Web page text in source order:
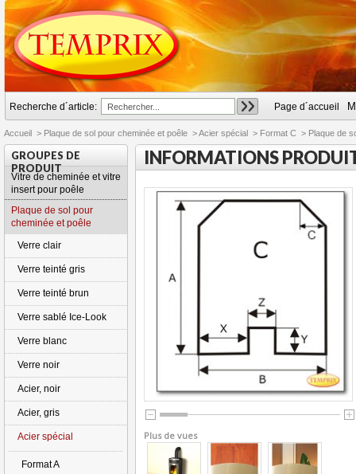
Recherche d´article: Page d´accueil
Accueil > Plaque de sol pour cheminée et poêle >Acier spécial > Format C > Plaque de
INFORMATIONS
Plus de vues
GROUPES DE
PRODUIT
Vitre de cheminée et vitre
insert pour poêle
Plaque de sol pour
cheminée et poêle
Verre clair
Verre teinté gris
Verre teinté brun
Verre sablé Ice-Look
Verre blanc
Verre noir
Acier, noir
Acier, gris
Acier spécial
Format A